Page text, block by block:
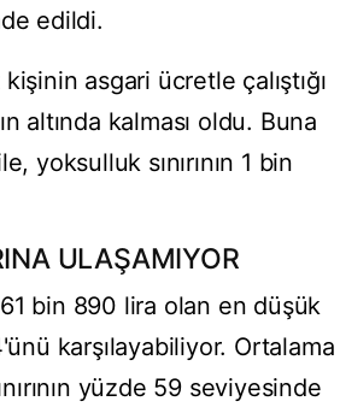
edildi.
asgari ücretle çalıştığı
altında kalması oldu. Buna
yoksulluk sınırının 1 bin
ULAŞAMIYOR
bin 890 lira olan en düşük
karşılayabiliyor. Ortalama
yüzde 59 seviyesinde